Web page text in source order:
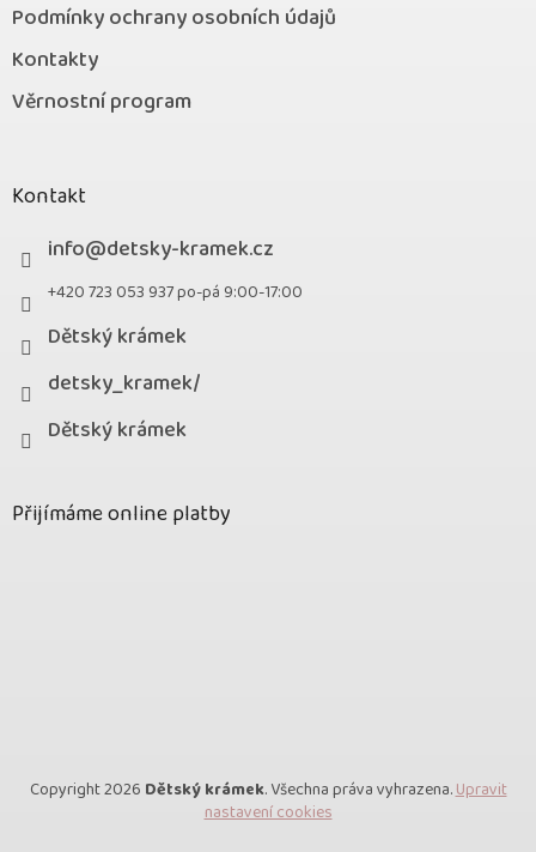
Podmínky ochrany osobních údajů
Kontakty
Věrnostní program
Kontakt
info@detsky-kramek.cz
+420 723 053 937 po-pá 9:00-17:00
Dětský krámek
detsky_kramek/
Dětský krámek
Přijímáme online platby
Copyright 2026 Dětský krámek. Všechna práva vyhrazena.Upravit
nastavení cookies